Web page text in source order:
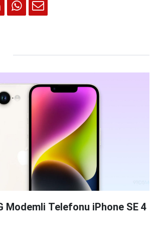
Modemli Telefonu iPhone SE 4